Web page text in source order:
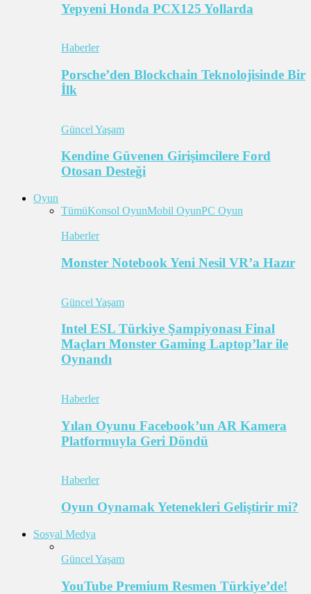
Yepyeni Honda PCX125 Yollarda
Haberler
Porsche’den Blockchain Teknolojisinde Bir
İlk
Güncel Yaşam
Kendine Güvenen Girişimcilere Ford
Otosan Desteği
Oyun
TümüKonsol OyunMobil OyunPC Oyun
Haberler
Monster Notebook Yeni Nesil VR’a Hazır
Güncel Yaşam
Intel ESL Türkiye Şampiyonası Final
Maçları Monster Gaming Laptop’lar ile
Oynandı
Haberler
Yılan Oyunu Facebook’un AR Kamera
Platformuyla Geri Döndü
Haberler
Oyun Oynamak Yetenekleri Geliştirir mi?
Sosyal Medya
Güncel Yaşam
YouTube Premium Resmen Türkiye’de!